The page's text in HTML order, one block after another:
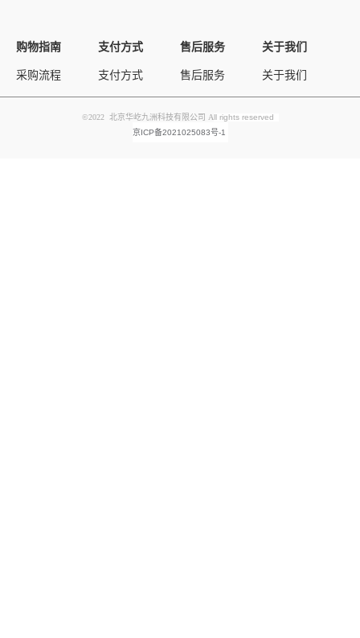
购物指南
采购流程
支付方式
支付方式
售后服务
售后服务
关于我们
关于我们
©2022 北京华屹九洲科技有限公司 All rights reserved
京ICP备2021025083号-1